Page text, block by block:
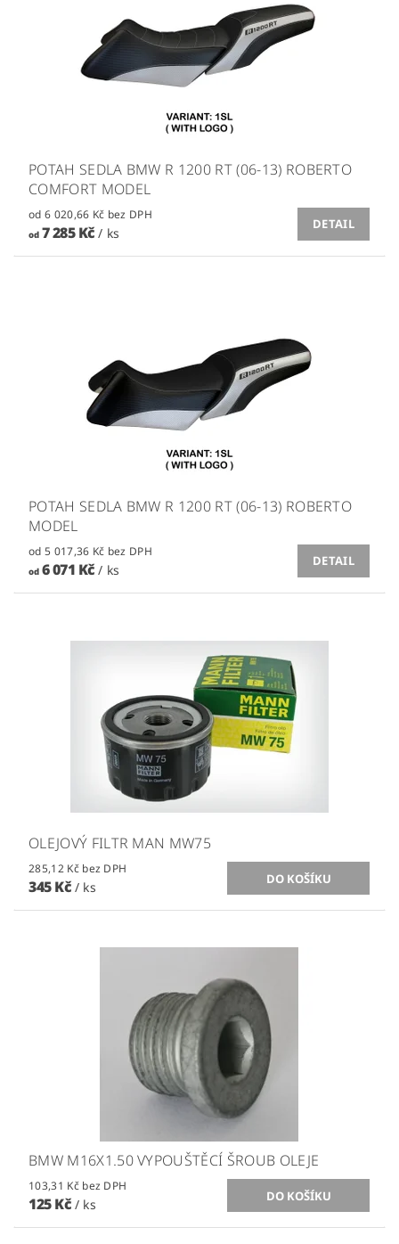
POTAH SEDLA BMW R 1200 RT (06-13) ROBERTO
COMFORT MODEL
od 6 020,66 Kč bez DPH
od7 285 Kč/ ks
DETAIL
POTAH SEDLA BMW R 1200 RT (06-13) ROBERTO
MODEL
od 5 017,36 Kč bez DPH
od6 071 Kč/ ks
DETAIL
OLEJOVÝ FILTR MAN MW75
285,12 Kč bez DPH
345 Kč / ks
BMW M16X1.50 VYPOUŠTĚCÍ ŠROUB OLEJE
103,31 Kč bez DPH
125 Kč / ks